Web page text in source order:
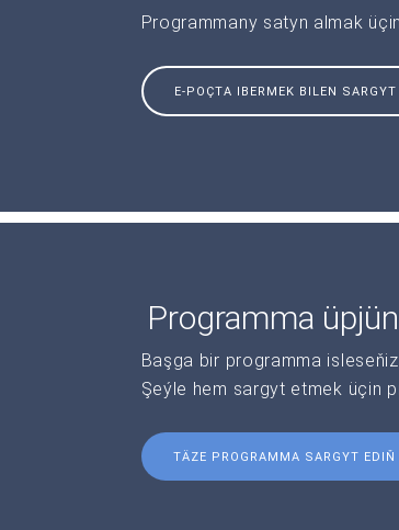
Programmany satyn almak
E-POÇTA IBERMEK BILEN SARGYT
Programma
Başga bir programma
Şeýle hem sargyt etmek üçin
TÄZE PROGRAMMA SARGYT EDIŇ